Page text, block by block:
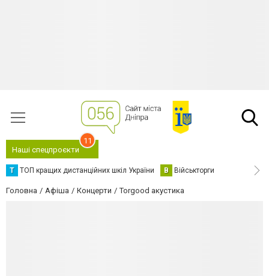
Наші спецпроєкти
11
Т ТОП кращих дистанційних шкіл України В Військторги
Головна Афіша Концерти Torgood акустика